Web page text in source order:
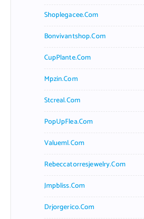
Shoplegacee.com
Bonvivantshop.com
CupPlante.com
Mpzin.com
Stcreal.com
PopUpFlea.com
Valueml.com
Rebeccatorresjewelry.com
Jmpbliss.com
Drjorgerico.com